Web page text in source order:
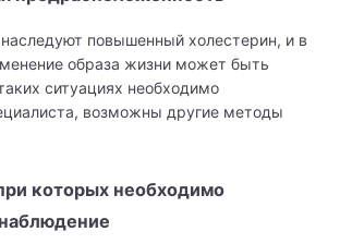
повышенный холестерин, и в
образа жизни может быть
ситуациях необходимо
возможны другие методы
которых необходимо
Маркович
Марковна
Никитич
Иванович
реаниматолог
хирург